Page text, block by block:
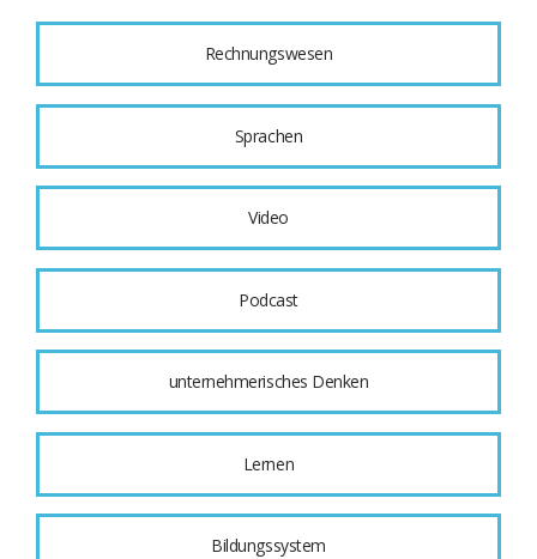
Rechnungswesen
Sprachen
Video
Podcast
unternehmerisches Denken
Lernen
Bildungssystem